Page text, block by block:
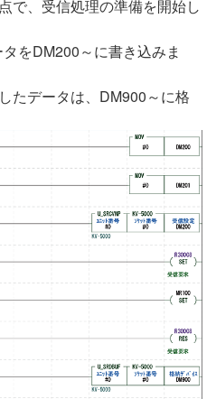
で、受信処理の準備を開始し
をDM200～に書き込みま
たデータは、DM900～に格